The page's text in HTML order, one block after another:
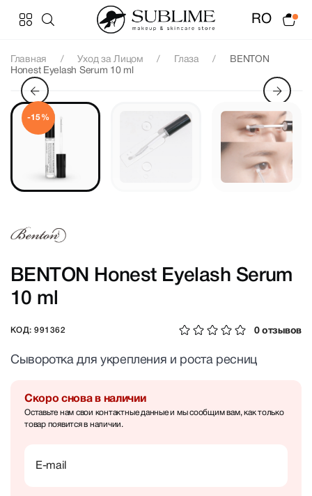
RO
Главная Уход за Лицом Глаза
BENTON
Honest Eyelash Serum 10 ml
-15%
BENTON Honest Eyelash Serum
10 ml
КОД: 991362 0 отзывов
Сыворотка для укрепления и роста ресниц
Скоро снова в наличии
Оставьте нам свои контактные данные и мы сообщим вам, как только
товар появится в наличии.
E-mail